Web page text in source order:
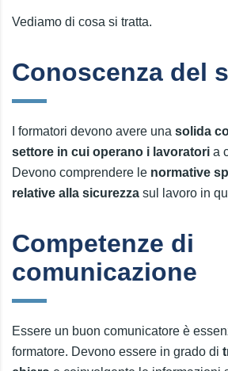
Vediamo di cosa si tratta.
Conoscenza del
I formatori devono avere una solida
settore in cui operano i lavoratori a
Devono comprendere le normative
relative alla sicurezza sul lavoro in
Competenze di
comunicazione
Essere un buon comunicatore è
formatore. Devono essere in grado di